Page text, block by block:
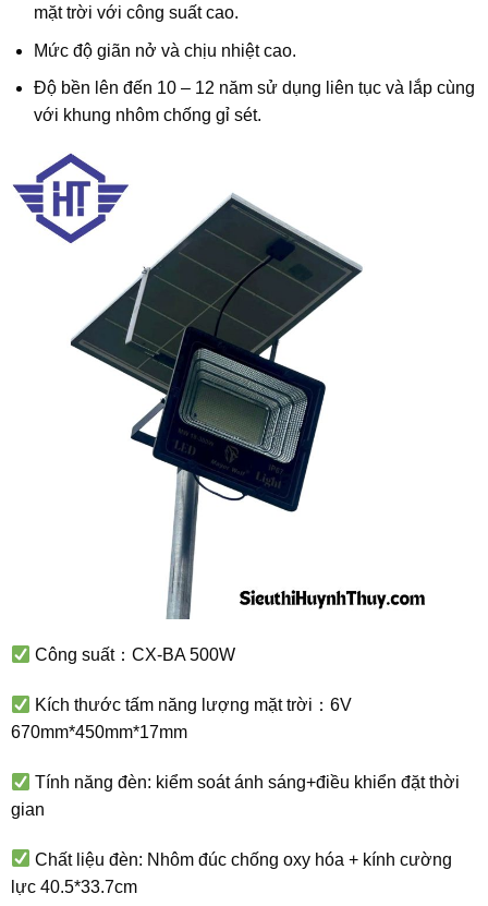
mặt trời với công suất cao.
Mức độ giãn nở và chịu nhiệt cao.
Độ bền lên đến 10 – 12 năm sử dụng liên tục và lắp cùng
với khung nhôm chống gỉ sét.
Công suất：CX-BA 500W
Kích thước tấm năng lượng mặt trời：6V
670mm*450mm*17mm
Tính năng đèn: kiểm soát ánh sáng+điều khiển đặt thời
gian
Chất liệu đèn: Nhôm đúc chống oxy hóa + kính cường
lực 40.5*33.7cm